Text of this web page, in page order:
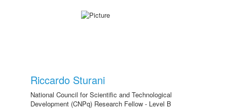
Riccardo Sturani
National Council for Scientific and Technological
Development (CNPq) Research Fellow - Level B